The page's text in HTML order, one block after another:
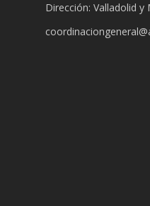
Dirección: Valladolid y